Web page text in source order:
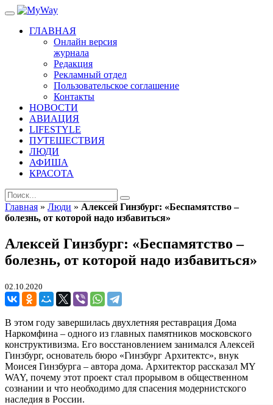
ГЛАВНАЯ
Онлайн версия
журнала
Редакция
Рекламный отдел
Пользовательское соглашение
Контакты
НОВОСТИ
АВИАЦИЯ
LIFESTYLE
ПУТЕШЕСТВИЯ
ЛЮДИ
АФИША
КРАСОТА
Главная » Люди » Алексей Гинзбург: «Беспамятство –
болезнь, от которой надо избавиться»
Алексей Гинзбург: «Беспамятство –
болезнь, от которой надо избавиться»
02.10.2020
В этом году завершилась двухлетняя реставрация Дома
Наркомфина – одного из главных памятников московского
конструктивизма. Его восстановлением занимался Алексей
Гинзбург, основатель бюро «Гинзбург Архитектс», внук
Моисея Гинзбурга – автора дома. Архитектор рассказал MY
WAY, почему этот проект стал прорывом в общественном
сознании и что необходимо для спасения модернистского
наследия в России.